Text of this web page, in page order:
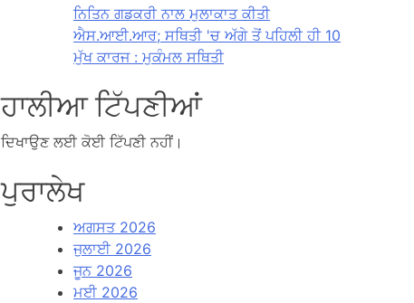
ਨਿਤਿਨ ਗਡਕਰੀ ਨਾਲ ਮੁਲਾਕਾਤ ਕੀਤੀ
ਐਸ.ਆਈ.ਆਰ; ਸਥਿਤੀ 'ਚ ਅੱਗੇ ਤੋਂ ਪਹਿਲੀ ਹੀ 10
ਮੁੱਖ ਕਾਰਜ : ਮੁਕੰਮਲ ਸਥਿਤੀ
ਹਾਲੀਆ ਟਿੱਪਣੀਆਂ
ਦਿਖਾਉਣ ਲਈ ਕੋਈ ਟਿੱਪਣੀ ਨਹੀਂ।
ਪੁਰਾਲੇਖ
ਅਗਸਤ 2026
ਜੁਲਾਈ 2026
ਜੂਨ 2026
ਮਈ 2026